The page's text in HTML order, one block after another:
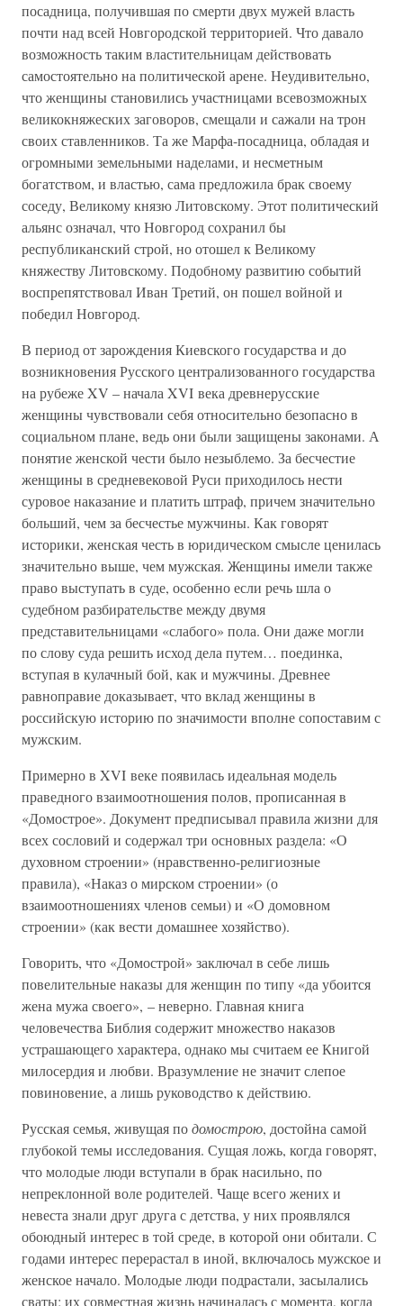
посадница, получившая по смерти двух мужей власть
почти над всей Новгородской территорией. Что давало
возможность таким властительницам действовать
самостоятельно на политической арене. Неудивительно,
что женщины становились участницами всевозможных
великокняжеских заговоров, смещали и сажали на трон
своих ставленников. Та же Марфа-посадница, обладая и
огромными земельными наделами, и несметным
богатством, и властью, сама предложила брак своему
соседу, Великому князю Литовскому. Этот политический
альянс означал, что Новгород сохранил бы
республиканский строй, но отошел к Великому
княжеству Литовскому. Подобному развитию событий
воспрепятствовал Иван Третий, он пошел войной и
победил Новгород.
В период от зарождения Киевского государства и до
возникновения Русского централизованного государства
на рубеже XV – начала XVI века древнерусские
женщины чувствовали себя относительно безопасно в
социальном плане, ведь они были защищены законами. А
понятие женской чести было незыблемо. За бесчестие
женщины в средневековой Руси приходилось нести
суровое наказание и платить штраф, причем значительно
больший, чем за бесчестье мужчины. Как говорят
историки, женская честь в юридическом смысле ценилась
значительно выше, чем мужская. Женщины имели также
право выступать в суде, особенно если речь шла о
судебном разбирательстве между двумя
представительницами «слабого» пола. Они даже могли
по слову суда решить исход дела путем… поединка,
вступая в кулачный бой, как и мужчины. Древнее
равноправие доказывает, что вклад женщины в
российскую историю по значимости вполне сопоставим с
мужским.
Примерно в XVI веке появилась идеальная модель
праведного взаимоотношения полов, прописанная в
«Домострое». Документ предписывал правила жизни для
всех сословий и содержал три основных раздела: «О
духовном строении» (нравственно-религиозные
правила), «Наказ о мирском строении» (о
взаимоотношениях членов семьи) и «О домовном
строении» (как вести домашнее хозяйство).
Говорить, что «Домострой» заключал в себе лишь
повелительные наказы для женщин по типу «да убоится
жена мужа своего», – неверно. Главная книга
человечества Библия содержит множество наказов
устрашающего характера, однако мы считаем ее Книгой
милосердия и любви. Вразумление не значит слепое
повиновение, а лишь руководство к действию.
Русская семья, живущая подомострою, достойна самой
глубокой темы исследования. Сущая ложь, когда говорят,
что молодые люди вступали в брак насильно, по
непреклонной воле родителей. Чаще всего жених и
невеста знали друг друга с детства, у них проявлялся
обоюдный интерес в той среде, в которой они обитали. С
годами интерес перерастал в иной, включалось мужское и
женское начало. Молодые люди подрастали, засылались
сваты; их совместная жизнь начиналась с момента, когда